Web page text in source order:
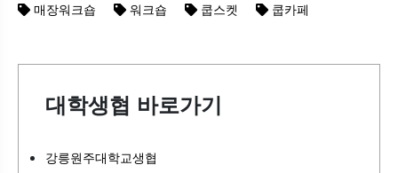
매장워크숍 워크숍 쿱스켓 쿱카페
대학생협 바로가기
강릉원주대학교생협